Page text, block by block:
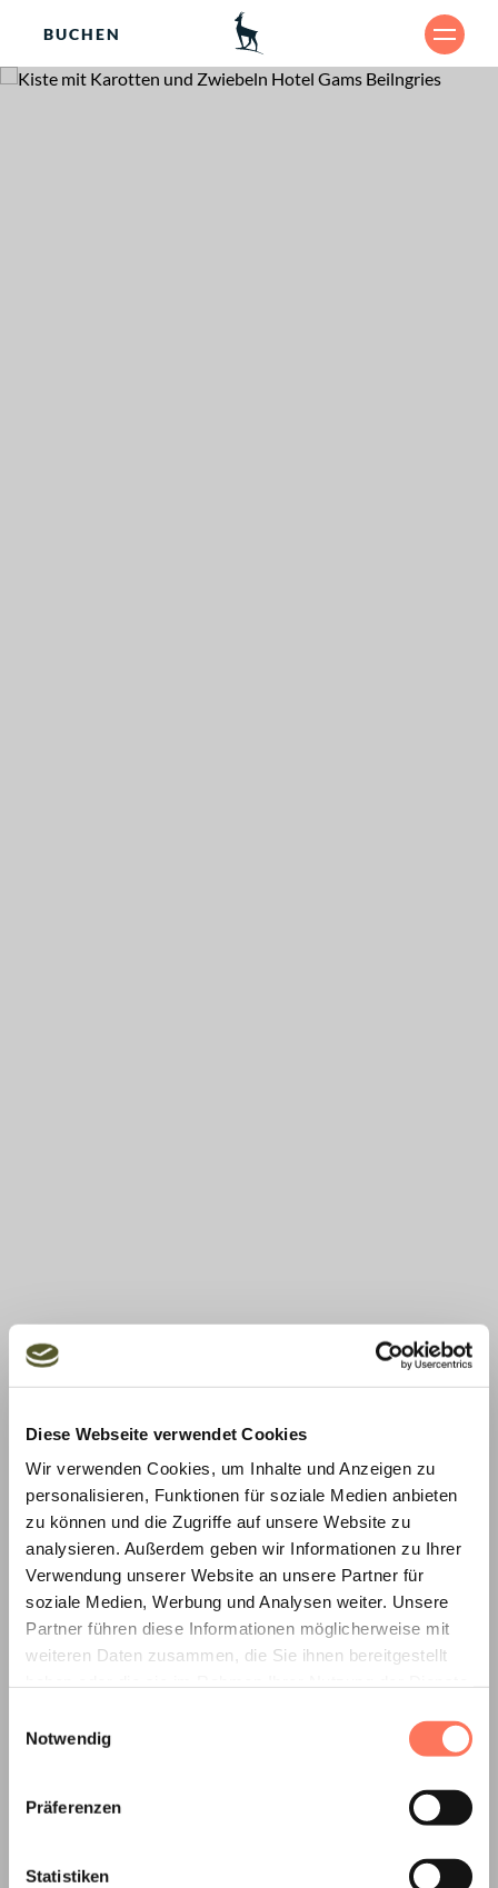
Diese Webseite verwendet Cookies
Wir verwenden Cookies, um Inhalte und Anzeigen zu
personalisieren, Funktionen für soziale Medien anbieten
zu können und die Zugriffe auf unsere Website zu
analysieren. Außerdem geben wir Informationen zu Ihrer
Verwendung unserer Website an unsere Partner für
soziale Medien, Werbung und Analysen weiter. Unsere
Partner führen diese Informationen möglicherweise mit
weiteren Daten zusammen, die Sie ihnen bereitgestellt
Notwendig
Präferenzen
Statistiken
BUCHEN
SHARE